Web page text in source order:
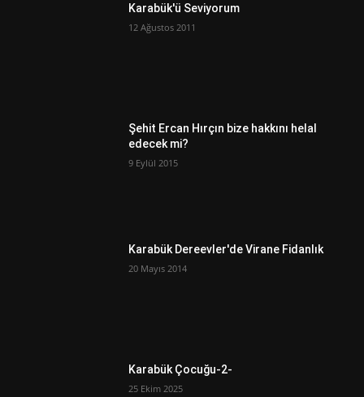
Karabük'ü Seviyorum
12 Ağustos 2011
Şehit Ercan Hırçın bize hakkını helal
edecek mi?
9 Eylül 2015
Karabük Dereevler'de Virane Fidanlık
20 Mayıs 2014
Karabük Çocuğu-2-
25 Ekim 2025